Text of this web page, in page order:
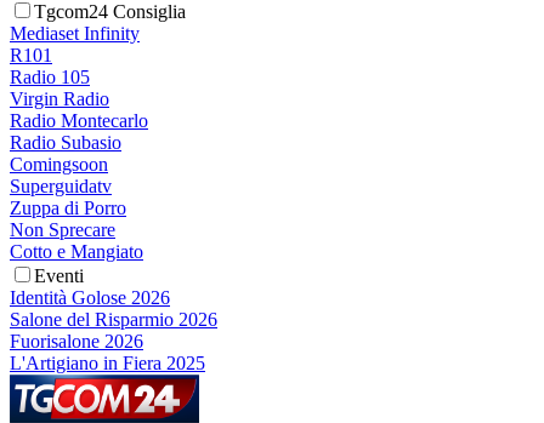
Tgcom24 Consiglia
Mediaset Infinity
R101
Radio 105
Virgin Radio
Radio Montecarlo
Radio Subasio
Comingsoon
Superguidatv
Zuppa di Porro
Non Sprecare
Cotto e Mangiato
Eventi
Identità Golose 2026
Salone del Risparmio 2026
Fuorisalone 2026
L'Artigiano in Fiera 2025